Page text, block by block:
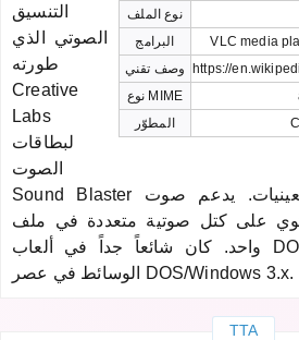
نوع الملف
البرامج
VLC media
وصف تقني https://
نوع MIME
المطوّر
التنسيق
الصوتي الذي
طورته
Creative
Labs
لبطاقات
الصوت
Sound Blaster في التسعينيات. يدعم صوت PCM أحادي
على كتل صوتية متعددة في ملف
واحد. كان شائعاً جداً في ألعاب DOS والتطبيقات المتعددة
الوسائط في عصر DOS/Windows 3.x.
TTA